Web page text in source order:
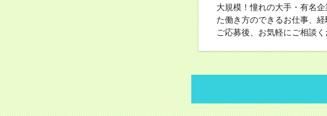
大規模！憧れの大手・有名
た働き方のできるお仕事、
ご応募後、お気軽にご相談く